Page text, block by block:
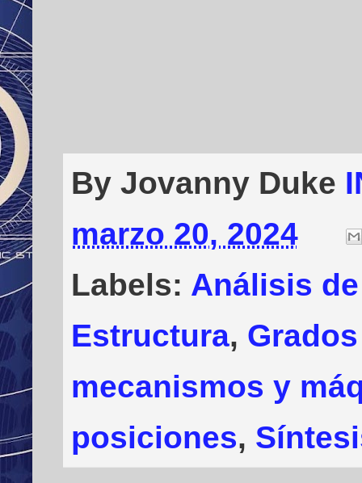
By Jovanny Duke
marzo 20, 2024
Labels: Análisis
Estructura,
mecanismos y
posiciones,